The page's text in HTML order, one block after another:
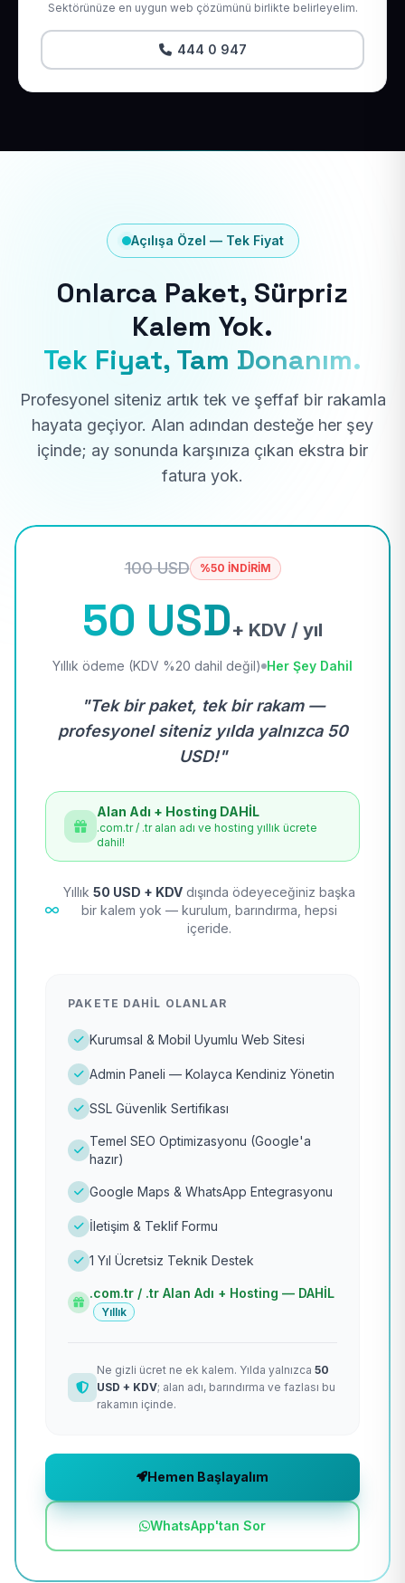
Sektörünüze en uygun web çözümünü birlikte belirleyelim.
444 0 947
Açılışa Özel — Tek Fiyat
Onlarca Paket, Sürpriz
Kalem Yok.
Tek Fiyat, Tam Donanım.
Profesyonel siteniz artık tek ve şeffaf bir rakamla
hayata geçiyor. Alan adından desteğe her şey
içinde; ay sonunda karşınıza çıkan ekstra bir
fatura yok.
100 USD %50 İNDİRİM
50 USD+ KDV / yıl
Yıllık ödeme (KDV %20 dahil değil) Her Şey Dahil
"Tek bir paket, tek bir rakam —
profesyonel siteniz yılda yalnızca 50
USD!"
Alan Adı + Hosting DAHİL
.com.tr / .tr alan adı ve hosting yıllık ücrete
dahil!
Yıllık 50 USD + KDV dışında ödeyeceğiniz başka
bir kalem yok — kurulum, barındırma, hepsi
içeride.
PAKETE DAHIL OLANLAR
Kurumsal & Mobil Uyumlu Web Sitesi
Admin Paneli — Kolayca Kendiniz Yönetin
SSL Güvenlik Sertifikası
Temel SEO Optimizasyonu (Google'a
hazır)
Google Maps & WhatsApp Entegrasyonu
İletişim & Teklif Formu
1 Yıl Ücretsiz Teknik Destek
.com.tr / .tr Alan Adı + Hosting — DAHİL
Yıllık
Ne gizli ücret ne ek kalem. Yılda yalnızca 50
USD + KDV; alan adı, barındırma ve fazlası bu
rakamın içinde.
Hemen Başlayalım
WhatsApp'tan Sor